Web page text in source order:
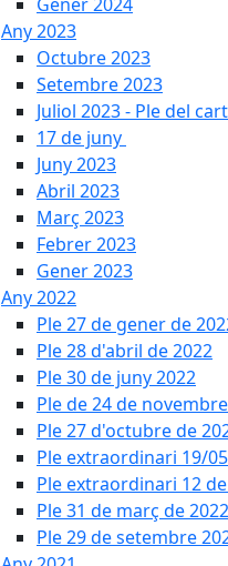
Any 2023
Octubre 2023
Setembre 2023
Juliol 2023 - Ple del
17 de juny
Juny 2023
Abril 2023
Març 2023
Febrer 2023
Gener 2023
Any 2022
Ple 27 de gener de
Ple 28 d'abril de 2022
Ple 30 de juny 2022
Ple de 24 de
Ple 27 d'octubre de
Ple extraordinari 19/
Ple extraordinari 12
Ple 31 de març de 2022
Ple 29 de setembre